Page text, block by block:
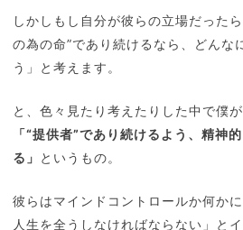
しかしもし自分が彼らの立場だった
の為の命”であり続けるなら、どんな
う」と考えます。
と、色々見たり考えたりした中で僕
「“提供者”であり続けるよう、精神
る」 というもの。
彼らはマインドコントロールか何か
人生を全うしなければならない」と